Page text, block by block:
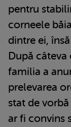
pentru
corneele
dintre ei,
După câteva
familia a
prelevarea
stat de
ar fi convins